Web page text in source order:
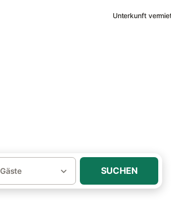
Unterkunft
Gäste SUCHEN